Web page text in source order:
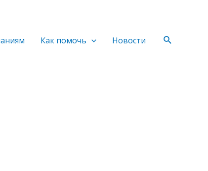
Как помочь Новости Поиск